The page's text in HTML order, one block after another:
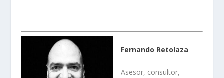
Fernando Retolaza
Asesor, consultor,